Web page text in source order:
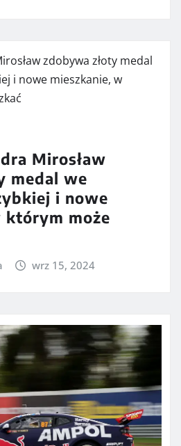
Mirosław
medal we
i nowe
którym może
wrz 15, 2024